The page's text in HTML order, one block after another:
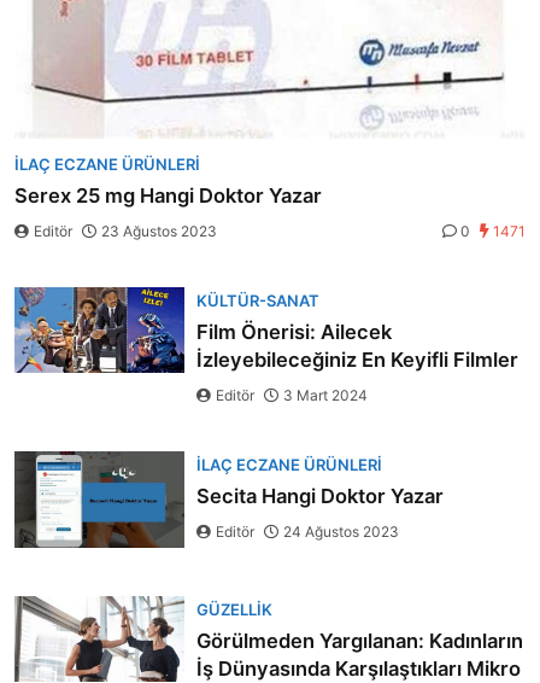
İLAÇ ECZANE ÜRÜNLERI
Serex 25 mg Hangi Doktor Yazar
Editör 23 Ağustos 2023 0 1471
KÜLTÜR-SANAT
Film Önerisi: Ailecek
İzleyebileceğiniz En Keyifli Filmler
Editör 3 Mart 2024
İLAÇ ECZANE ÜRÜNLERI
Secita Hangi Doktor Yazar
Editör 24 Ağustos 2023
GÜZELLIK
Görülmeden Yargılanan: Kadınların
İş Dünyasında Karşılaştıkları Mikro